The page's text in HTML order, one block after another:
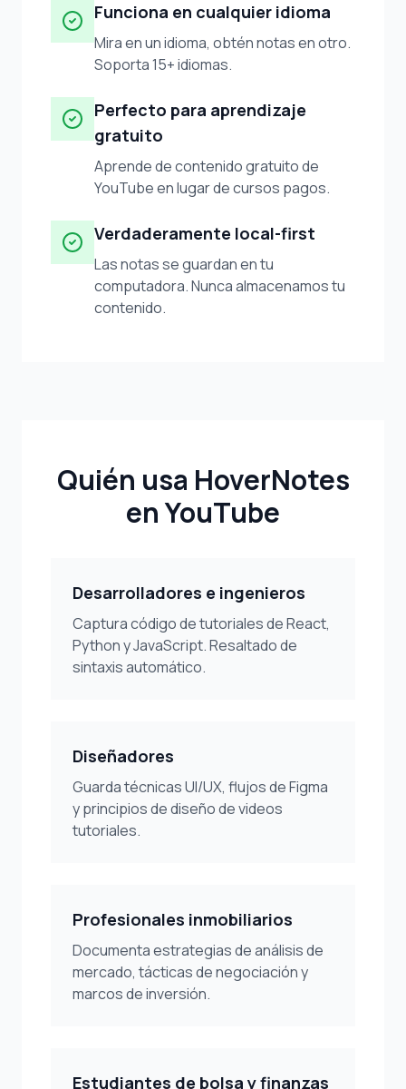
Funciona en cualquier idioma
Mira en un idioma, obtén notas en otro.
Soporta 15+ idiomas.
Perfecto para aprendizaje
gratuito
Aprende de contenido gratuito de
YouTube en lugar de cursos pagos.
Verdaderamente local-first
Las notas se guardan en tu
computadora. Nunca almacenamos tu
contenido.
Quién usa HoverNotes
en YouTube
Desarrolladores e ingenieros
Captura código de tutoriales de React,
Python y JavaScript. Resaltado de
sintaxis automático.
Diseñadores
Guarda técnicas UI/UX, flujos de Figma
y principios de diseño de videos
tutoriales.
Profesionales inmobiliarios
Documenta estrategias de análisis de
mercado, tácticas de negociación y
marcos de inversión.
Estudiantes de bolsa y finanzas